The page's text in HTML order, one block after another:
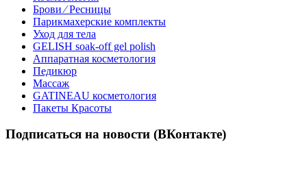
Брови ⁄ Ресницы
Парикмахерские комплекты
Уход для тела
GELISH soak-off gel polish
Аппаратная косметология
Педикюр
Массаж
GATINEAU косметология
Пакеты Красоты
Подписаться на новости (ВКонтакте)